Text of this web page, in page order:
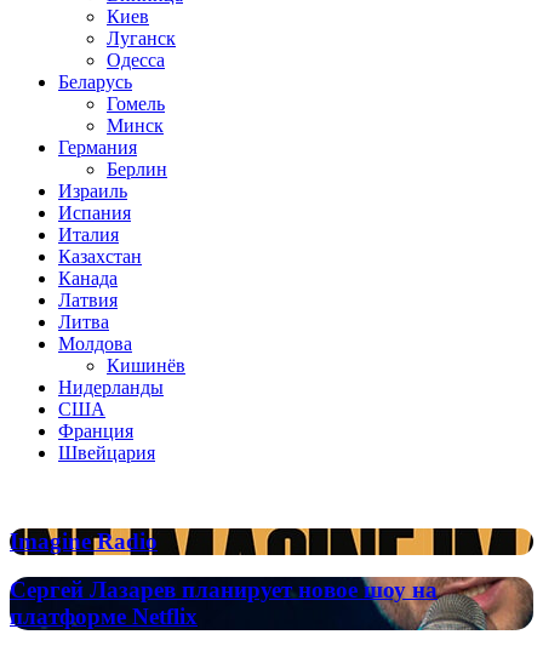
Киев
Луганск
Одесса
Беларусь
Гомель
Минск
Германия
Берлин
Израиль
Испания
Италия
Казахстан
Канада
Латвия
Литва
Молдова
Кишинёв
Нидерланды
США
Франция
Швейцария
Imagine
Radio
Imagine Radio
Сергей
Лазарев
планирует
Сергей Лазарев планирует новое шоу на
платформе Netflix